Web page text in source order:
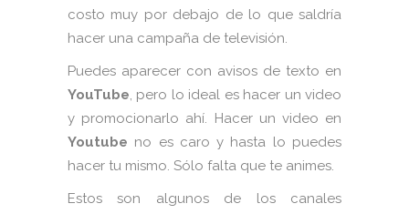
costo muy por debajo de lo que saldría
hacer una campaña de televisión.
Puedes aparecer con avisos de texto en
YouTube, pero lo ideal es hacer un video
y promocionarlo ahí. Hacer un video en
Youtube no es caro y hasta lo puedes
hacer tu mismo. Sólo falta que te animes.
Estos son algunos de los canales